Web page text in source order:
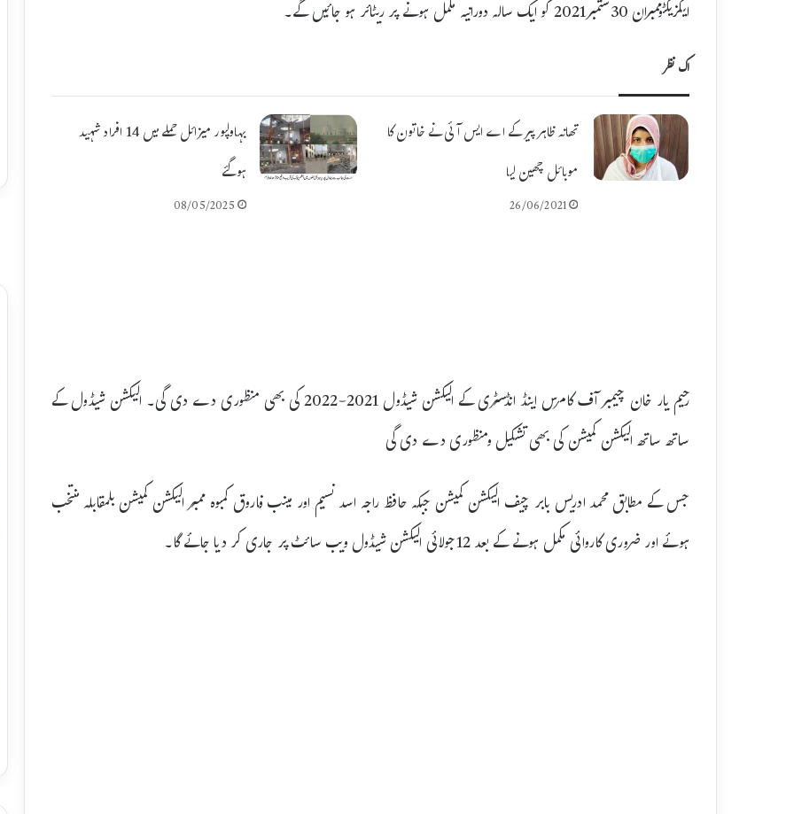
ایگزیکٹوممبران 30ستمبر2021 کو ایک سالہ دورانیہ مکمل ہونے پر ریٹائر ہو جائیں گے۔
اک نظر
تھانہ ظاہر پیر کے اے ایس آئی نے خاتون کا
موبائل چھین لیا
26/06/2021
بہاولپور میزائل حملے میں 14 افراد شہید
ہوگئے
08/05/2025
رحیم یار خان چیمبر آف کامرس اینڈ انڈسٹری کے الیکشن شیڈول 2021-2022 کی بھی منظوری دے دی گی۔ الیکشن شیڈول کے
ساتھ ساتھ الیکشن کمیشن کی بھی تشکیل ومنظوری دے دی گی
جس کے مطابق محمد ادریس بابر چیف الیکشن کمیشن جبکہ حافظ راجہ اسد نسیم اور مینب فاروق کمبوہ ممبر الیکشن کمیشن بلمقابلہ منتخب
ہوئے اور ضروری کاروائی مکمل ہونے کے بعد 12جولائی الیکشن شیڈول ویب سائٹ پر جاری کر دیا جائے گا۔